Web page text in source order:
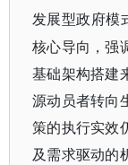
发展型政府模
核心导向，强
基础架构搭建
源动员者转向
策的执行实效
及需求驱动的